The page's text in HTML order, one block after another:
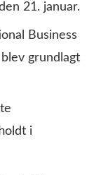
21. januar.
Business
grundlagt
i